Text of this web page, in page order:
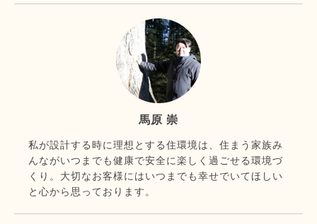
馬原 崇
私が設計する時に理想とする住環境は、住まう家族み
んながいつまでも健康で安全に楽しく過ごせる環境づ
くり。大切なお客様にはいつまでも幸せでいてほしい
と心から思っております。